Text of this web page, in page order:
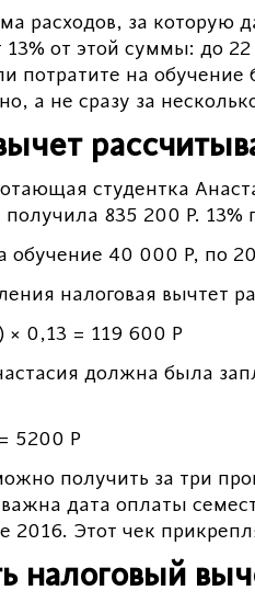
расходов, за которую
13% от этой суммы: до
потратите на
а не сразу за
студентка
835 200 Р. 13%
обучение 40 000 Р, по
налоговая вычтет
0,13 = 119 600 Р
должна была
5200 Р
получить за три
дата оплаты
2016. Этот чек
налоговый